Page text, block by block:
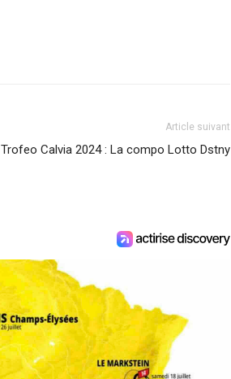
Article suivant
Trofeo Calvia 2024 : La compo Lotto Dstny